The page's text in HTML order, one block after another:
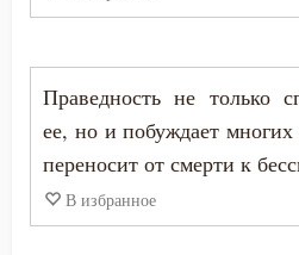
Ревность по Богу
Родители
Рождество
Праведность не только
ее, но и побуждает
переносит от смерти к
В избранное